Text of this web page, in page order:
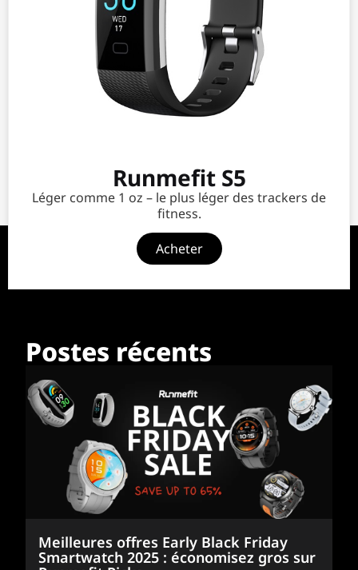
Runmefit S5
Léger comme 1 oz – le plus léger des trackers de
fitness.
Acheter
Postes récents
Meilleures offres Early Black Friday
Smartwatch 2025 : économisez gros sur